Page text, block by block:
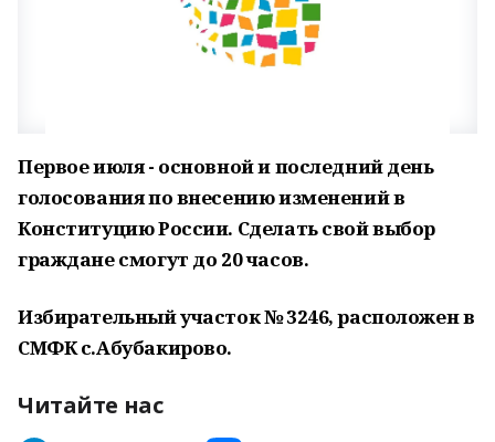
Первое июля - основной и последний день
голосования по внесению изменений в
Конституцию России. Сделать свой выбор
граждане смогут до 20 часов.
Избирательный участок № 3246, расположен в
СМФК с.Абубакирово.
Читайте нас